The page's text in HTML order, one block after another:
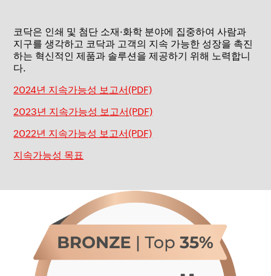
코닥은 인쇄 및 첨단 소재·화학 분야에 집중하여 사람과
지구를 생각하고 코닥과 고객의 지속 가능한 성장을 촉진
하는 혁신적인 제품과 솔루션을 제공하기 위해 노력합니
다.
2024년 지속가능성 보고서(PDF)
2023년 지속가능성 보고서(PDF)
2022년 지속가능성 보고서(PDF)
지속가능성 목표